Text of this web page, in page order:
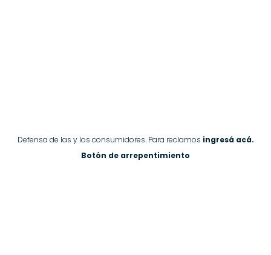
Defensa de las y los consumidores. Para reclamos ingresá acá.
Botón de arrepentimiento